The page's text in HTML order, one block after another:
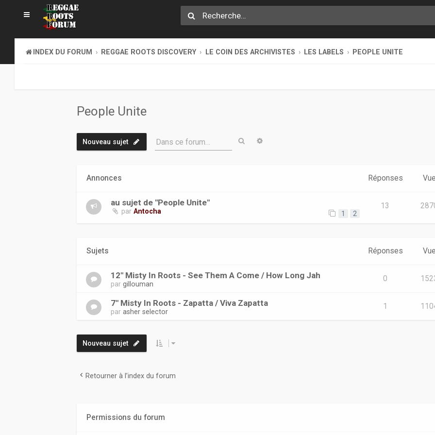
INDEX DU FORUM REGGAE ROOTS DISCOVERY LE COIN DES ARCHIVISTES LES LABELS PEOPLE UNITE
People Unite
Nouveau sujet Dans ce forum… Rechercher
Annonces Réponses
au sujet de "People Unite"
parAntocha 1 2
13
Sujets Réponses
12" Misty In Roots - See Them A Come / How Long Jah
pargillouman
0
7" Misty In Roots - Zapatta / Viva Zapatta
parasher selector
1
Nouveau sujet
Retourner à l’index du forum
Permissions du forum